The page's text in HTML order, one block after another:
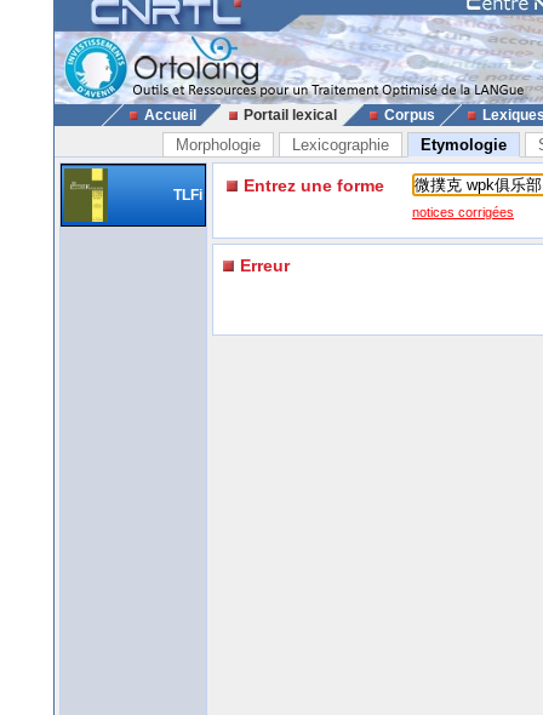
Accueil Portail lexical Corpus
Morphologie Lexicographie Etymologie
TLFi Entrez une forme
notices corrigées
Erreur